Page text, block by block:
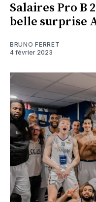
Salaires Pro B
belle surprise
BRUNO FERRET
4 février 2023